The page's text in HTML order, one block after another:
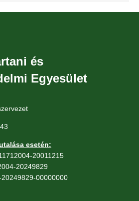
és
Egyesület
esetén:
20011215
20249829
00000000